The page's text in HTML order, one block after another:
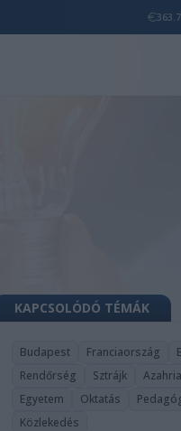
KAPCSOLÓDÓ TÉMÁK
Budapest Franciaország
Rendőrség
Sztrájk
Egyetem
Oktatás
Közlekedés